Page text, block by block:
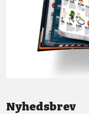
Nyhedsbrev